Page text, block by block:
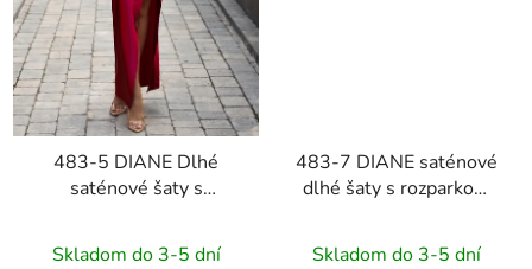
483-5 DIANE Dlhé
saténové šaty s
malinové
Skladom do 3-5 dní
483-7 DIANE saténové
dlhé šaty s rozparkom
Skladom do 3-5 dní